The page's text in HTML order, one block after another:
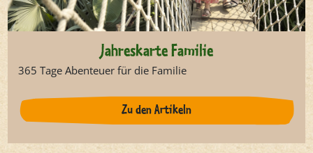
Jahreskarte Familie
365 Tage Abenteuer für die Familie
Zu den Artikeln